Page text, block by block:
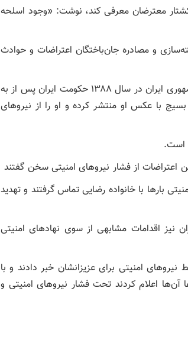
معترضان معرفی کند، نوشت: «وجود اسلحه
و مصادره جان‌باختگان اعتراضات و حوادث
پیش از این در جریان اعتراضات پس از انتخابات پرمناقشه ریاست جمهوری ایران در سال ۱۳۸۸ حکومت ایران پس از به
با عکس او منتشر کرده و او را از نیروهای
است.
بارها با خانواده رضایی تماس گرفتند و تهدید
نیز اقدامات مشابهی از سوی نهادهای امنیتی
امنیتی برای عزیزانشان خبر دادند و با
اعلام کردند تحت فشار نیروهای امنیتی و